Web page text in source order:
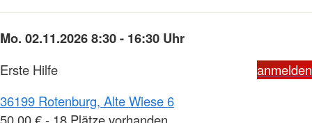
Mo. 02.11.2026 8:30 - 16:30 Uhr
Erste Hilfe
anmelden
36199 Rotenburg, Alte Wiese 6